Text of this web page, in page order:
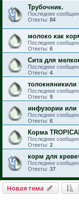
Трубочник.
Последнее
Ответы: 84
молоко как
Последнее
Ответы: 6
Сита для
Последнее
Ответы: 4
толокняникили
Последнее
Ответы: 9
инфузории
Последнее
Ответы: 6
Корма
Последнее
Ответы: 2
корм для
Последнее
Ответы: 37
Новая тема